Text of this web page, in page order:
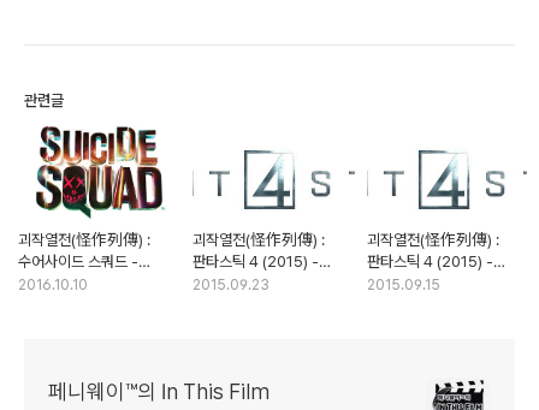
관련글
괴작열전(怪作列傳) :
수어사이드 스쿼드 -
나쁜놈이 되고싶은
2016.10.10
괴작열전(怪作列傳) :
판타스틱 4 (2015) -
내우외환의 총체적 난국
2015.09.23
괴작열전(怪作列傳) :
판타스틱 4 (2015) -
내우외환의 총체적 난국
2015.09.15
페니웨이™의 In This Film